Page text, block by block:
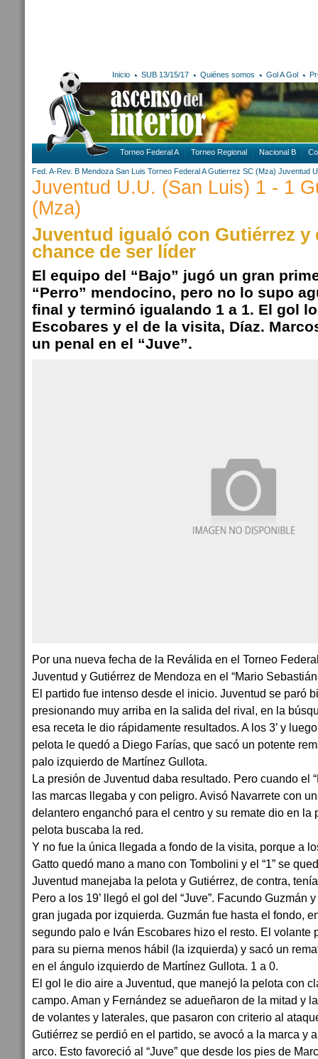
Inicio SUB 13/15/17 Quiénes somos Gol A Gol
Torneo Federal A Torneo Regional Nacional B
Fed. A-Rev. B Mendoza San Luis Torneo Federal A Gutierrez SC (Mza) Juventud
Juventud U.U. (San Luis) 1 - 1
(Mza)
Juventud igualó con Gutiérrez y
chance de ser líder
El equipo del “Bajo” jugó un gran
“Perro” mendocino, pero no lo supo
final y terminó igualando 1 a 1. El gol
Escobares y el de la visita, Díaz.
un penal en el “Juve”.
Por una nueva fecha de la Reválida en el Torneo
Juventud y Gutiérrez de Mendoza en el “Mario
El partido fue intenso desde el inicio. Juventud se paró
presionando muy arriba en la salida del rival, en la
esa receta le dio rápidamente resultados. A los 3’ y
pelota le quedó a Diego Farías, que sacó un potente
palo izquierdo de Martínez Gullota.
La presión de Juventud daba resultado. Pero cuando el
las marcas llegaba y con peligro. Avisó Navarrete con
delantero enganchó para el centro y su remate dio en la
pelota buscaba la red.
Y no fue la única llegada a fondo de la visita, porque a
Gatto quedó mano a mano con Tombolini y el “1” se
Juventud manejaba la pelota y Gutiérrez, de contra,
Pero a los 19’ llegó el gol del “Juve”. Facundo Guzmán
gran jugada por izquierda. Guzmán fue hasta el fondo,
segundo palo e Iván Escobares hizo el resto. El volante
para su pierna menos hábil (la izquierda) y sacó un
en el ángulo izquierdo de Martínez Gullota. 1 a 0.
El gol le dio aire a Juventud, que manejó la pelota con
campo. Aman y Fernández se adueñaron de la mitad y
de volantes y laterales, que pasaron con criterio al
Gutiérrez se perdió en el partido, se avocó a la marca y
arco. Esto favoreció al “Juve” que desde los pies de